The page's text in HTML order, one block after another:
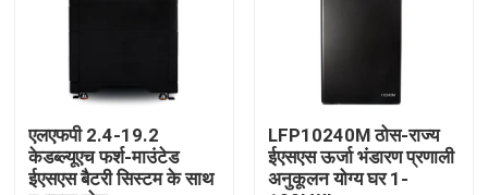
12 वी लाइफपो 4 बैटरी
एलएफपी 2.4-19.2
केडब्ल्यूएच फर्श-माउंटेड
ईएसएस बैटरी सिस्टम के साथ
LFP10240M ठोस-राज्य
ईएसएस ऊर्जा भंडारण प्रणाली
अनुकूलन योग्य घर 1-